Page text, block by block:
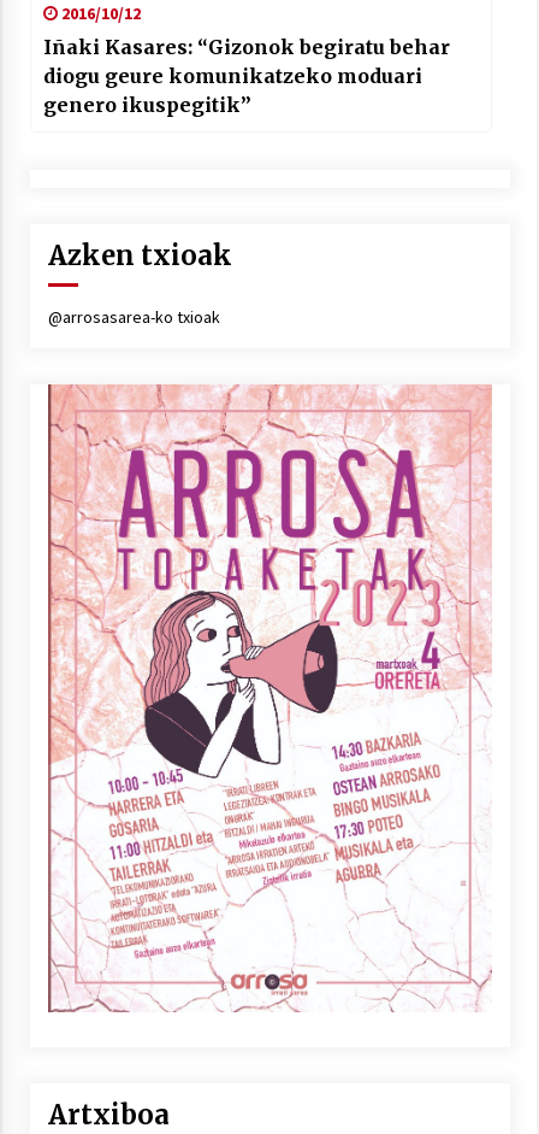
2016/10/12
Iñaki Kasares: “Gizonok begiratu behar
diogu geure komunikatzeko moduari
genero ikuspegitik”
Azken txioak
@arrosasarea-ko txioak
Artxiboa